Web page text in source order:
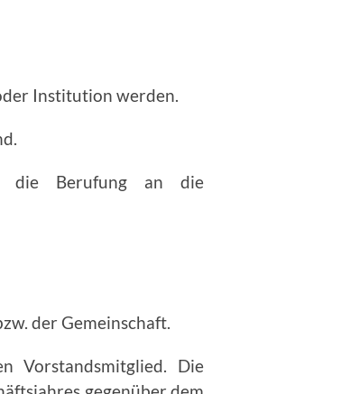
Institution werden.
die Berufung an die
der Gemeinschaft.
Vorstandsmitglied. Die